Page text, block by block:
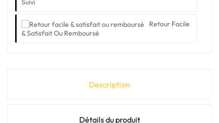
Retour Facile
& Satisfait Ou Remboursé
Description
Détails du produit